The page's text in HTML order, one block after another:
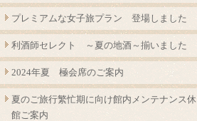
プレミアムな女子旅プラン 登場しました
利酒師セレクト ～夏の地酒～揃いました
2024年夏 極会席のご案内
夏のご旅行繁忙期に向け館内メンテナンス休
館ご案内